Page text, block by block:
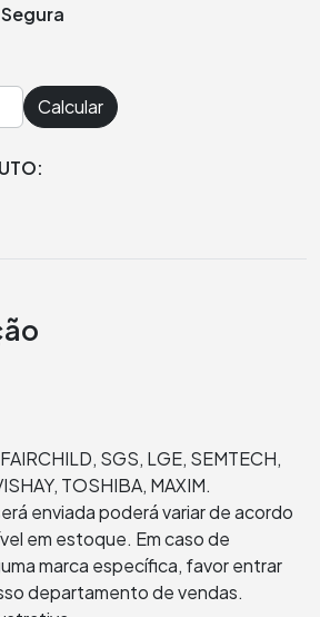
Calcular
SGS, LGE, SEMTECH,
TOSHIBA, MAXIM.
enviada poderá variar de acordo
em estoque. Em caso de
marca específica, favor entrar
departamento de vendas.